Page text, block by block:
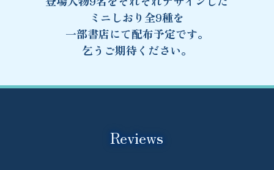
ミニしおり全9種を
一部書店にて配布予定です。
乞うご期待ください。
Reviews